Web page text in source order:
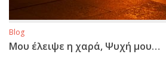
Blog
Μου έλειψε η χαρά, Ψυχή μου…